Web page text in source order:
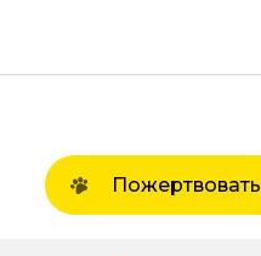
Пожертвовать